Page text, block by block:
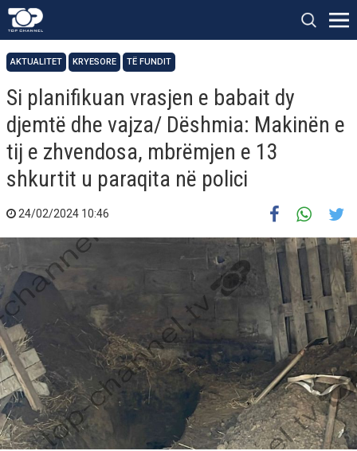
AKTUALITET KRYESORE TË FUNDIT
Si planifikuan vrasjen e babait dy
djemtë dhe vajza/ Dëshmia: Makinën e
tij e zhvendosa, mbrëmjen e 13
shkurtit u paraqita në polici
24/02/2024 10:46